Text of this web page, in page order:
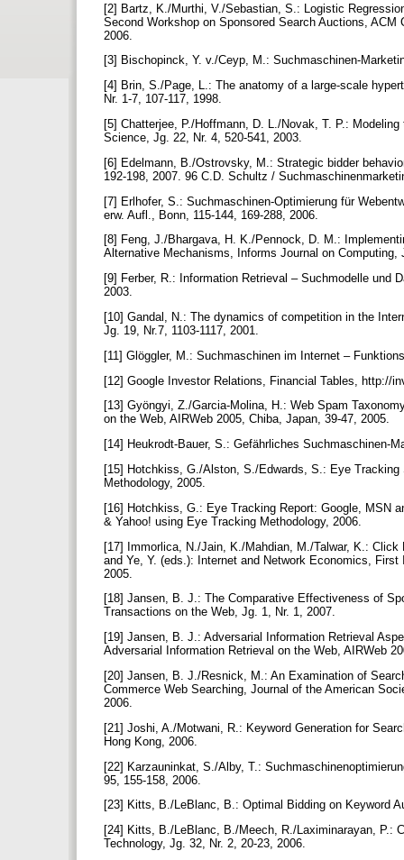
[2] Bartz, K./Murthi, V./Sebastian, S.: Logistic
Second Workshop on Sponsored Search Auctions, ACM
2006.
[3] Bischopinck, Y. v./Ceyp, M.: Suchmaschinen-
[4] Brin, S./Page, L.: The anatomy of a large-scale
Nr. 1-7, 107-117, 1998.
[5] Chatterjee, P./Hoffmann, D. L./Novak, T. P.:
Science, Jg. 22, Nr. 4, 520-541, 2003.
[6] Edelmann, B./Ostrovsky, M.: Strategic bidder
192-198, 2007. 96 C.D. Schultz /
[7] Erlhofer, S.: Suchmaschinen-Optimierung für
erw. Aufl., Bonn, 115-144, 169-288, 2006.
[8] Feng, J./Bhargava, H. K./Pennock, D. M.:
Alternative Mechanisms, Informs Journal on
[9] Ferber, R.: Information Retrieval – Suchmodelle und
2003.
[10] Gandal, N.: The dynamics of competition in the
Jg. 19, Nr.7, 1103-1117, 2001.
[11] Glöggler, M.: Suchmaschinen im Internet –
[12] Google Investor Relations, Financial Tables, http://
[13] Gyöngyi, Z./Garcia-Molina, H.: Web Spam
on the Web, AIRWeb 2005, Chiba, Japan, 39-47, 2005.
[14] Heukrodt-Bauer, S.: Gefährliches Suchmaschinen-
[15] Hotchkiss, G./Alston, S./Edwards, S.: Eye
Methodology, 2005.
[16] Hotchkiss, G.: Eye Tracking Report: Google, MSN
& Yahoo! using Eye Tracking Methodology, 2006.
[17] Immorlica, N./Jain, K./Mahdian, M./Talwar, K.:
and Ye, Y. (eds.): Internet and Network Economics,
2005.
[18] Jansen, B. J.: The Comparative Effectiveness of
Transactions on the Web, Jg. 1, Nr. 1, 2007.
[19] Jansen, B. J.: Adversarial Information Retrieval
Adversarial Information Retrieval on the Web, AIRWeb
[20] Jansen, B. J./Resnick, M.: An Examination of
Commerce Web Searching, Journal of the American
2006.
[21] Joshi, A./Motwani, R.: Keyword Generation for
Hong Kong, 2006.
[22] Karzauninkat, S./Alby, T.:
95, 155-158, 2006.
[23] Kitts, B./LeBlanc, B.: Optimal Bidding on Keyword
[24] Kitts, B./LeBlanc, B./Meech, R./Laximinarayan, P.:
Technology, Jg. 32, Nr. 2, 20-23, 2006.